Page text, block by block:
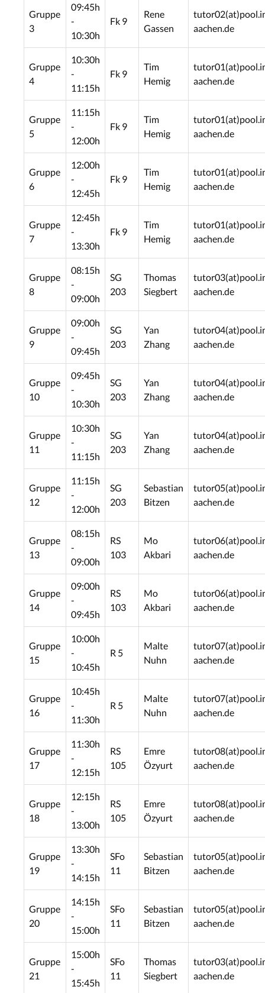
Gruppe
3
09:45h
-
10:30h
Fk 9
Rene
Gassen
aachen.de
Gruppe
4
10:30h
-
11:15h
Fk 9
Tim
Hemig
aachen.de
Gruppe
5
11:15h
-
12:00h
Fk 9
Tim
Hemig
aachen.de
Gruppe
6
12:00h
-
12:45h
Fk 9
Tim
Hemig
aachen.de
Gruppe
7
12:45h
-
13:30h
Fk 9
Tim
Hemig
aachen.de
Gruppe
8
08:15h
-
09:00h
SG
203
Thomas
Siegbert
aachen.de
Gruppe
9
09:00h
-
09:45h
SG
203
Yan
Zhang
aachen.de
Gruppe
10
09:45h
-
10:30h
SG
203
Yan
Zhang
aachen.de
Gruppe
11
10:30h
-
11:15h
SG
203
Yan
Zhang
aachen.de
Gruppe
12
11:15h
-
12:00h
SG
203
Sebastian
Bitzen
aachen.de
Gruppe
13
08:15h
-
09:00h
RS
103
Mo
Akbari
aachen.de
Gruppe
14
09:00h
-
09:45h
RS
103
Mo
Akbari
aachen.de
Gruppe
15
10:00h
-
10:45h
R 5
Malte
Nuhn
aachen.de
Gruppe
16
10:45h
-
11:30h
R 5
Malte
Nuhn
aachen.de
Gruppe
17
11:30h
-
12:15h
RS
105
Emre
Özyurt
aachen.de
Gruppe
18
12:15h
-
13:00h
RS
105
Emre
Özyurt
aachen.de
Gruppe
19
13:30h
-
14:15h
SFo
11
Sebastian
Bitzen
aachen.de
Gruppe
20
14:15h
-
15:00h
SFo
11
Sebastian
Bitzen
aachen.de
Gruppe
21
15:00h
-
15:45h
SFo
11
Thomas
Siegbert
aachen.de